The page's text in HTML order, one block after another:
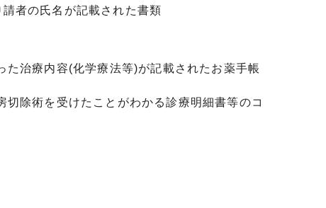
者の氏名が記載された書類
治療内容(化学療法等)が記載されたお薬手帳
除術を受けたことがわかる診療明細書等のコ